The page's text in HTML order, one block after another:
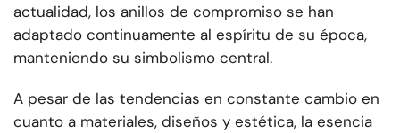
actualidad, los anillos de compromiso se han
adaptado continuamente al espíritu de su época,
manteniendo su simbolismo central.
A pesar de las tendencias en constante cambio en
cuanto a materiales, diseños y estética, la esencia